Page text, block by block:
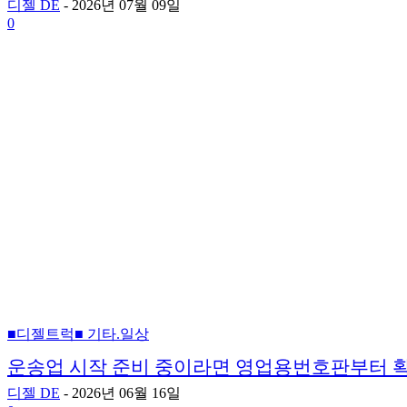
디젤 DE - 2026년 07월 09일
0
■디젤트럭■ 기타.일상
운송업 시작 준비 중이라면 영업용번호판부터
디젤 DE - 2026년 06월 16일